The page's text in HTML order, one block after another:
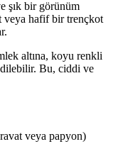
şık bir görünüm
veya hafif bir trençkot
altına, koyu renkli
Bu, ciddi ve
veya papyon)